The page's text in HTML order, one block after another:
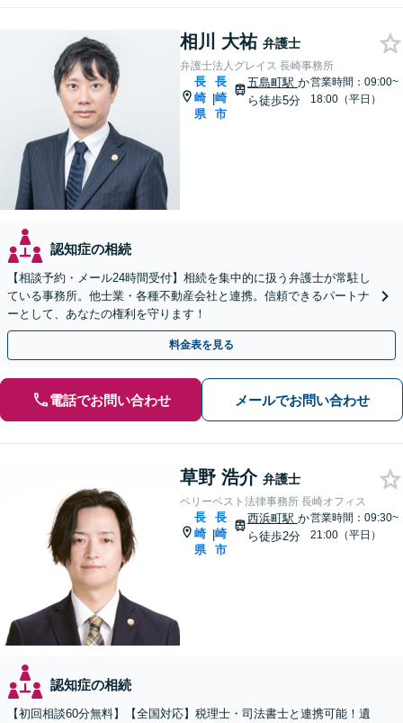
相川 大祐 弁護士
弁護士法人グレイス 長崎事務所
長
崎
県
|
長
崎
市
五島町駅 か
ら徒歩5分
営業時間：09:00~
18:00（平日）
認知症の相続
【相談予約・メール24時間受付】相続を集中的に扱う弁護士が常駐し
ている事務所。他士業・各種不動産会社と連携。信頼できるパートナ
ーとして、あなたの権利を守ります！
料金表を見る
電話でお問い合わせ メールでお問い合わせ
草野 浩介 弁護士
ベリーベスト法律事務所 長崎オフィス
長
崎
県
|
長
崎
市
西浜町駅 か
ら徒歩2分
営業時間：09:30~
21:00（平日）
認知症の相続
【初回相談60分無料】【全国対応】税理士・司法書士と連携可能！遺